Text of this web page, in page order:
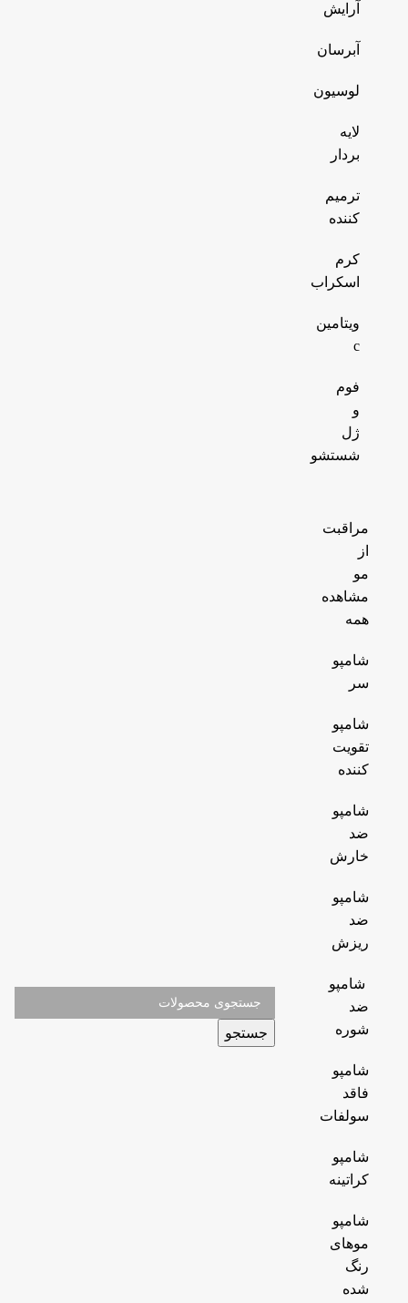
آرایش
آبرسان
لوسیون
لایه
بردار
ترمیم
کننده
کرم
اسکراب
ویتامین
c
فوم
و
ژل
شستشو
مراقبت
از
مو
مشاهده
همه
شامپو
سر
شامپو
تقویت
کننده
شامپو
ضد
خارش
شامپو
ضد
ریزش
شامپو
ضد
شوره
شامپو
فاقد
سولفات
شامپو
کراتینه
شامپو
موهای
رنگ
شده
جستجو